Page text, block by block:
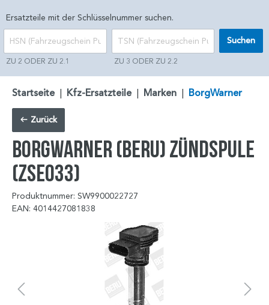
Ersatzteile mit der Schlüsselnummer suchen.
ZU 2 ODER ZU 2.1 ZU 3 ODER ZU 2.2
Suchen
Startseite | Kfz-Ersatzteile | Marken | BorgWarner
Zurück
BorgWarner (BERU) Zündspule
(ZSE033)
Produktnummer: SW9900022727
EAN: 4014427081838